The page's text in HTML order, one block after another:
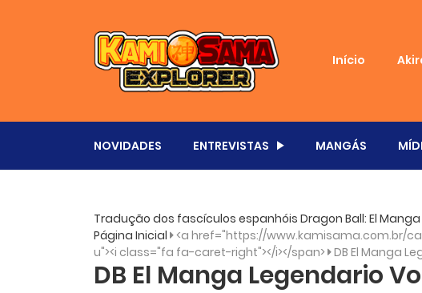
Início
NOVIDADES ENTREVISTAS MANGÁS
Tradução dos fascículos espanhóis Dragon Ball: El
Página Inicial <a href="https://www.kamisama.com.br/
u"><i class="fa fa-caret-right"></i></span> DB El Manga
DB El Manga Legendario